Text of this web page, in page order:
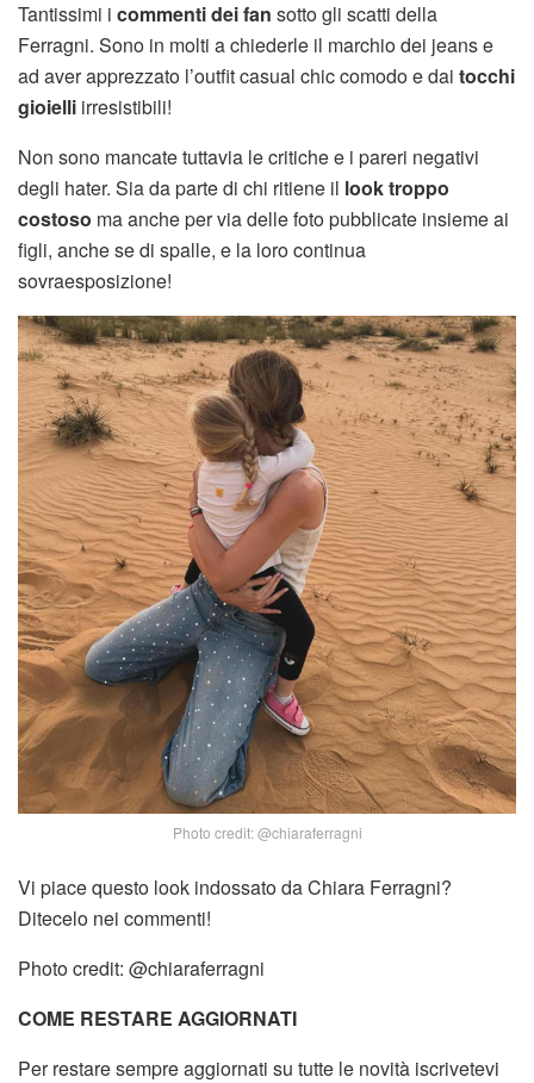
Tantissimi i commenti dei fan sotto gli scatti della
Ferragni. Sono in molti a chiederle il marchio dei jeans e
ad aver apprezzato l’outfit casual chic comodo e dai tocchi
gioielli irresistibili!
Non sono mancate tuttavia le critiche e i pareri negativi
degli hater. Sia da parte di chi ritiene il look troppo
costoso ma anche per via delle foto pubblicate insieme ai
figli, anche se di spalle, e la loro continua
sovraesposizione!
Photo credit: @chiaraferragni
Vi piace questo look indossato da Chiara Ferragni?
Ditecelo nei commenti!
Photo credit: @chiaraferragni
COME RESTARE AGGIORNATI
Per restare sempre aggiornati su tutte le novità iscrivetevi